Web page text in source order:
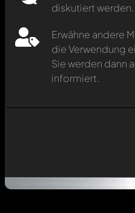
diskutiert werden.
Erwähne andere
die Verwendung
Sie werden dann
informiert.